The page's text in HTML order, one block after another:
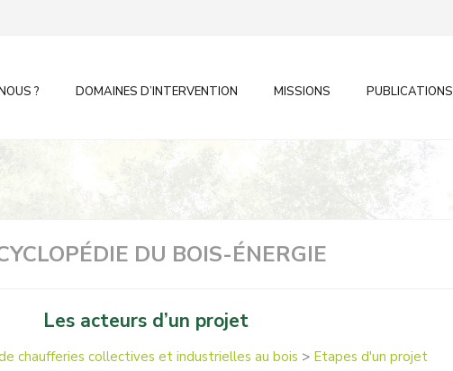
? DOMAINES D’INTERVENTION MISSIONS PUBLICATIONS
DU BOIS-ÉNERGIE
Les acteurs d’un projet
chaufferies collectives et industrielles au bois > Etapes d'un projet